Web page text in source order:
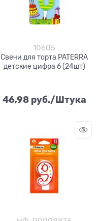
10605
Свечи для торта PATERRA
детские цифра 6 (24шт)
46,98 руб./Штука